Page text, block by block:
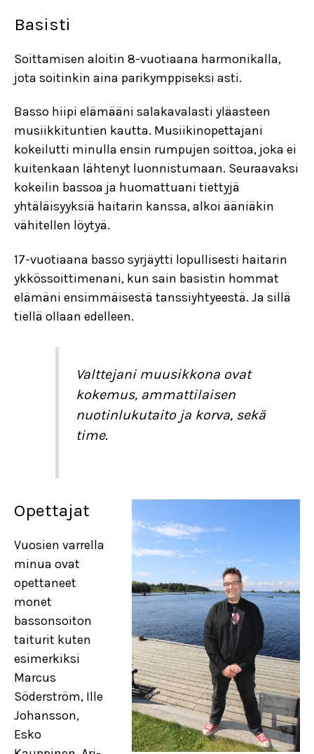
Basisti
Soittamisen aloitin 8-vuotiaana harmonikalla,
jota soitinkin aina parikymppiseksi asti.
Basso hiipi elämääni salakavalasti yläasteen
musiikkituntien kautta. Musiikinopettajani
kokeilutti minulla ensin rumpujen soittoa, joka ei
kuitenkaan lähtenyt luonnistumaan. Seuraavaksi
kokeilin bassoa ja huomattuani tiettyjä
yhtäläisyyksiä haitarin kanssa, alkoi ääniäkin
vähitellen löytyä.
17-vuotiaana basso syrjäytti lopullisesti haitarin
ykkössoittimenani, kun sain basistin hommat
elämäni ensimmäisestä tanssiyhtyeestä. Ja sillä
tiellä ollaan edelleen.
Valttejani muusikkona ovat
kokemus, ammattilaisen
nuotinlukutaito ja korva, sekä
time.
Opettajat
Vuosien varrella
minua ovat
opettaneet
monet
bassonsoiton
taiturit kuten
esimerkiksi
Marcus
Söderström, Ille
Johansson,
Esko